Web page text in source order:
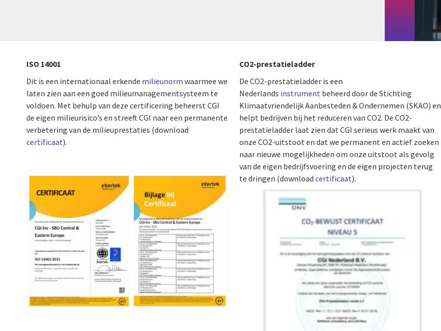
ISO 14001
Dit is een internationaal erkende milieunorm waarmee we
laten zien aan een goed milieumanagementsysteem te
voldoen. Met behulp van deze certificering beheerst CGI
de eigen milieurisico’s en streeft CGI naar een permanente
verbetering van de milieuprestaties (download
certificaat).
CO2-prestatieladder
De CO2-prestatieladder is een
Nederlands instrument beheerd door de Stichting
Klimaatvriendelijk Aanbesteden & Ondernemen (SKAO) en
helpt bedrijven bij het reduceren van CO2. De CO2-
prestatieladder laat zien dat CGI serieus werk maakt van
onze CO2-uitstoot en dat we permanent en actief zoeken
naar nieuwe mogelijkheden om onze uitstoot als gevolg
van de eigen bedrijfsvoering en de eigen projecten terug
te dringen (downloadcertificaat).